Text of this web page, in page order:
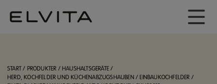
START / PRODUKTER /HAUSHALTSGERÄTE /
HERD, KOCHFELDER UND KÜCHENABZUGSHAUBEN/EINBAUKOCHFELDER /